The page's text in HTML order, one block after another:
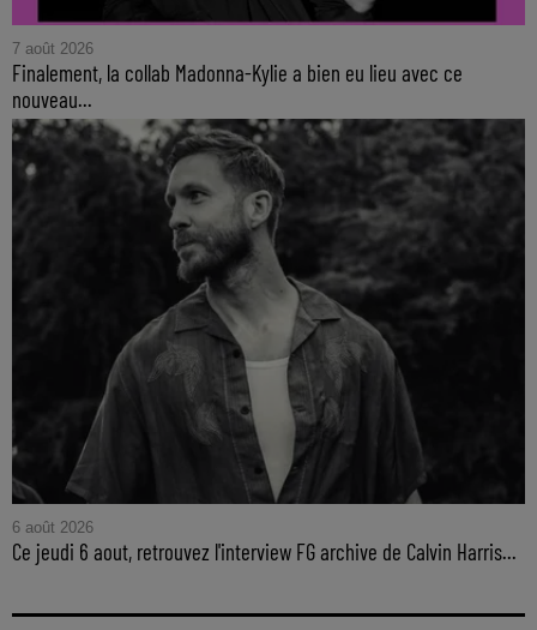
7 août 2026
Finalement, la collab Madonna-Kylie a bien eu lieu avec ce
nouveau...
6 août 2026
Ce jeudi 6 aout, retrouvez l'interview FG archive de Calvin Harris...